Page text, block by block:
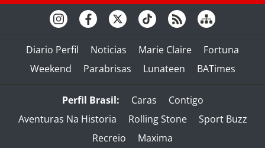
Diario Perfil Noticias Marie Claire
Fortuna
Weekend
Parabrisas Lunateen BATimes
Perfil Brasil: Caras
Contigo
Aventuras Na Historia
Rolling Stone
Sport Buzz
Recreio
Maxima